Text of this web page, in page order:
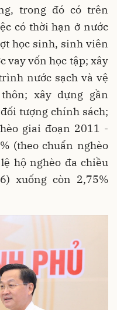
trong đó có trên
có thời hạn ở nước
học sinh, sinh viên
vay vốn học tập; xây
nước sạch và vệ
xây dựng gần
tượng chính sách;
giai đoạn 2011 -
(theo chuẩn nghèo
hộ nghèo đa chiều
xuống còn 2,75%